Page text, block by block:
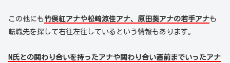
この他にも竹俣紅アナや松﨑涼佳アナ、原田葵アナの若手アナも
転職先を探して右往左往しているという情報もあります。
N氏との関わり合いを持ったアナや関わり合い直前までいったアナ